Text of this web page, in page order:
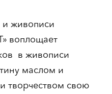
живописи
воплощает
в живописи
маслом и
творчеством свою